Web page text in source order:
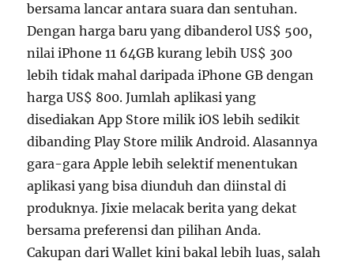
bersama lancar antara suara dan sentuhan.
Dengan harga baru yang dibanderol US$ 500,
nilai iPhone 11 64GB kurang lebih US$ 300
lebih tidak mahal daripada iPhone GB dengan
harga US$ 800. Jumlah aplikasi yang
disediakan App Store milik iOS lebih sedikit
dibanding Play Store milik Android. Alasannya
gara-gara Apple lebih selektif menentukan
aplikasi yang bisa diunduh dan diinstal di
produknya. Jixie melacak berita yang dekat
bersama preferensi dan pilihan Anda.
Cakupan dari Wallet kini bakal lebih luas, salah